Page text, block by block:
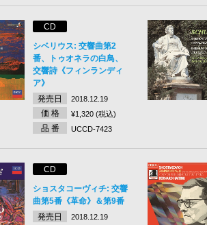
CD
シベリウス: 交響曲第2
番、トゥオネラの白鳥、
交響詩《フィンランディ
ア》
発売日
2018.12.19
価 格 ¥1,320 (税込)
品 番 UCCD-7423
CD
ショスタコーヴィチ: 交響
曲第5番《革命》＆第9番
発売日
2018.12.19